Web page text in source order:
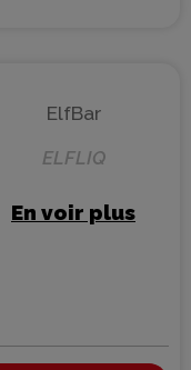
ElfBar
ELFLIQ
En voir plus